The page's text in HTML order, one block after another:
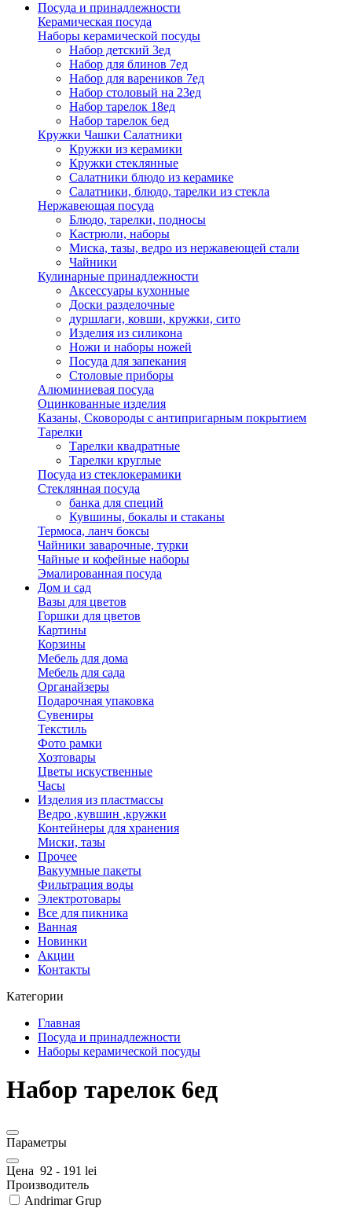
Посуда и принадлежности
Керамическая посуда
Наборы керамической посуды
Набор детский 3ед
Набор для блинов 7ед
Набор для вареников 7ед
Набор столовый на 23ед
Набор тарелок 18ед
Набор тарелок 6ед
Кружки Чашки Салатники
Кружки из керамики
Кружки стеклянные
Салатники блюдо из керамике
Салатники, блюдо, тарелки из стекла
Нержавеющая посуда
Блюдо, тарелки, подносы
Кастрюли, наборы
Миска, тазы, ведро из нержавеющей стали
Чайники
Кулинарные принадлежности
Аксессуары кухонные
Доски разделочные
дуршлаги, ковши, кружки, сито
Изделия из силикона
Ножи и наборы ножей
Посуда для запекания
Столовые приборы
Алюминиевая посуда
Оцинкованные изделия
Казаны, Сковороды с антипригарным покрытием
Тарелки
Тарелки квадратные
Тарелки круглые
Посуда из стеклокерамики
Стеклянная посуда
банка для специй
Кувшины, бокалы и стаканы
Термоса, ланч боксы
Чайники заварочные, турки
Чайные и кофейные наборы
Эмалированная посуда
Дом и сад
Вазы для цветов
Горшки для цветов
Картины
Корзины
Мебель для дома
Мебель для сада
Органайзеры
Подарочная упаковка
Сувениры
Текстиль
Фото рамки
Хозтовары
Цветы искуственные
Часы
Изделия из пластмассы
Ведро ,кувшин ,кружки
Контейнеры для хранения
Миски, тазы
Прочее
Вакуумные пакеты
Фильтрация воды
Электротовары
Все для пикника
Ванная
Новинки
Акции
Контакты
Категории
Главная
Посуда и принадлежности
Наборы керамической посуды
Набор тарелок 6ед
Параметры
Цена 92 - 191 lei
Производитель
Andrimar Grup